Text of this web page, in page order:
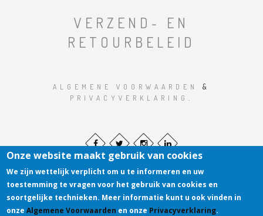
VERZEND- EN
RETOURBELEID
ALGEMENE VOORWAARDEN
&
PRIVACYVERKLARING .
Onze website maakt gebruik van cookies
We zijn wettelijk verplicht om u te informeren en uw
toestemming te vragen voor het gebruik van cookies en
soortgelijke technieken. Meer informatie kunt u ook vinden in
onzeAlgemene Voorwaarden en onze Privacyverklaring.